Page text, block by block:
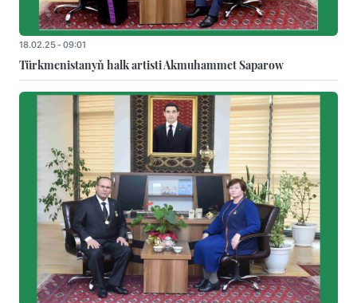
18.02.25 - 09:01
Türkmenistanyň halk artisti Akmuhammet Saparow